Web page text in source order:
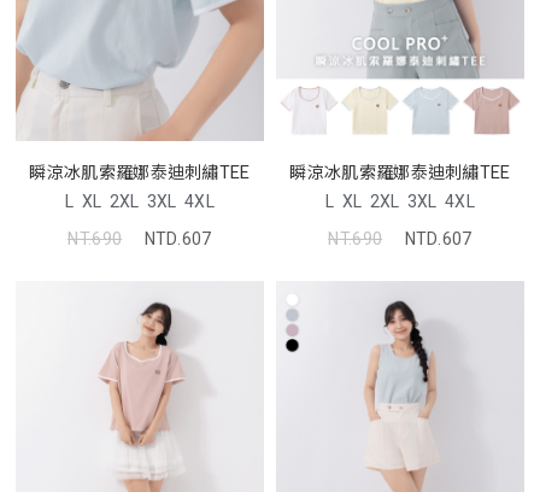
瞬涼冰肌索羅娜泰迪刺繡TEE
L XL 2XL 3XL 4XL
NT.690
NTD.607
瞬涼冰肌索羅娜泰迪刺繡TEE
L XL 2XL 3XL 4XL
NT.690
NTD.607